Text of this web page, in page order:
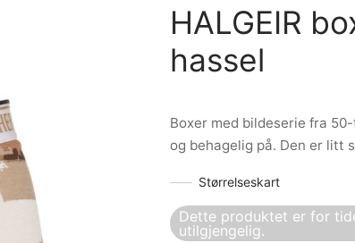
HALGEIR
hassel
Boxer med bildeserie fra
og behagelig på. Den er litt
Størrelseskart
Dette produktet er for
utilgjengelig.